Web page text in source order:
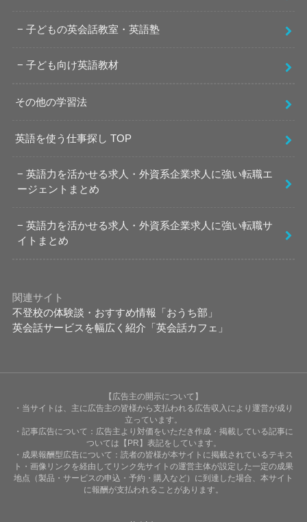
子どもの英会話教室・英語塾
子ども向け英語教材
その他の学習法
英語を使う仕事探し TOP
英語力を活かせる求人・外資系企業求人に強い転職エ
ージェントまとめ
英語力を活かせる求人・外資系企業求人に強い転職サ
イトまとめ
関連サイト
不登校の体験談・おすすめ情報「おうち部」
英会話サービスを幅広く紹介「英会話カフェ」
【広告主の開示について】
・当サイトは、主に広告主の皆様から支払われる広告収入により運営が成り
立っています。
・記事広告について：広告主より対価をいただき作成・掲載している記事に
ついては【PR】表記をしています。
・成果報酬型広告について：読者の皆様が本サイトに掲載されているテキス
ト・画像リンクを経由してリンク先サイトの運営主体が設定した一定の成果
地点（製品・サービスの申込・予約・購入など）に到達した場合、本サイト
に報酬が支払われることがあります。